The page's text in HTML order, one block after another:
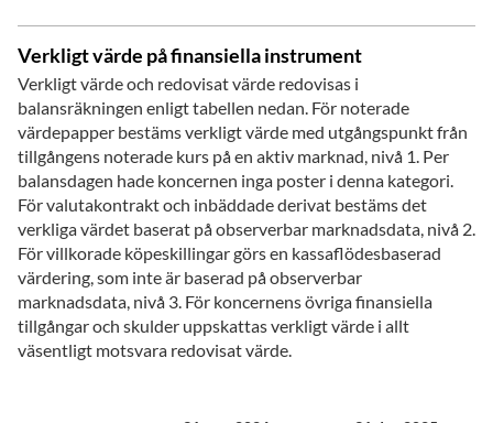
Verkligt värde på finansiella instrument
Verkligt värde och redovisat värde redovisas i
balansräkningen enligt tabellen nedan. För noterade
värdepapper bestäms verkligt värde med utgångspunkt från
tillgångens noterade kurs på en aktiv marknad, nivå 1. Per
balansdagen hade koncernen inga poster i denna kategori.
För valutakontrakt och inbäddade derivat bestäms det
verkliga värdet baserat på observerbar marknadsdata, nivå 2.
För villkorade köpeskillingar görs en kassaflödesbaserad
värdering, som inte är baserad på observerbar
marknadsdata, nivå 3. För koncernens övriga finansiella
tillgångar och skulder uppskattas verkligt värde i allt
väsentligt motsvara redovisat värde.